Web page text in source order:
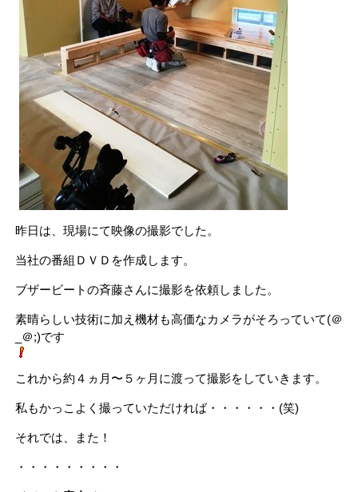
昨日は、現場にて映像の撮影でした。
当社の番組ＤＶＤを作成します。
ブザービートの斉藤さんに撮影を依頼しました。
素晴らしい技術に加え機材も高価なカメラがそろっていて(＠
_＠;)です
これから約４ヵ月〜５ヶ月に渡って撮影をしていきます。
私もかっこよく撮っていただければ・・・・・・(笑)
それでは、また！
・・・・・・・・・